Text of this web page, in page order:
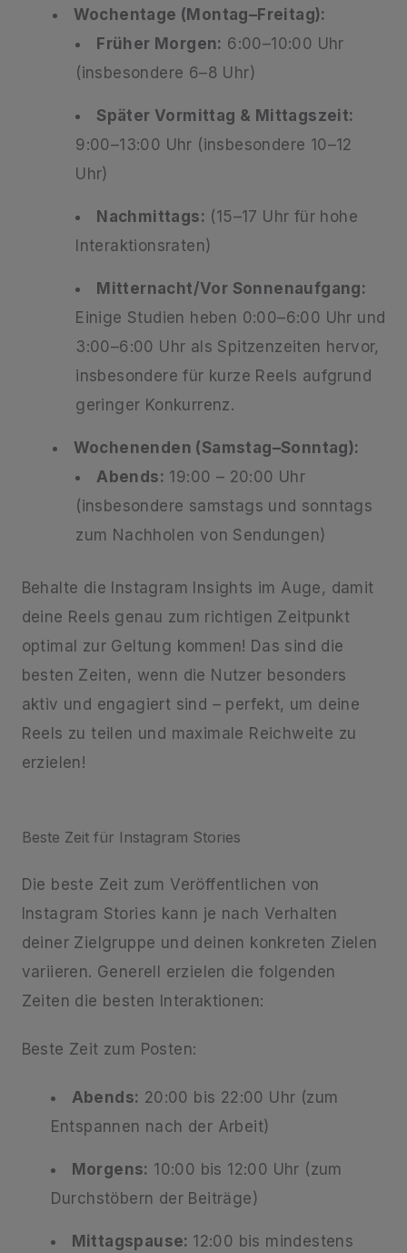
Wochentage (Montag–Freitag):
Früher Morgen: 6:00–10:00 Uhr
(insbesondere 6–8 Uhr)
Später Vormittag & Mittagszeit:
9:00–13:00 Uhr (insbesondere 10–12
Uhr)
Nachmittags: (15–17 Uhr für hohe
Interaktionsraten)
Mitternacht/Vor Sonnenaufgang:
Einige Studien heben 0:00–6:00 Uhr und
3:00–6:00 Uhr als Spitzenzeiten hervor,
insbesondere für kurze Reels aufgrund
geringer Konkurrenz.
Wochenenden (Samstag–Sonntag):
Abends: 19:00 – 20:00 Uhr
(insbesondere samstags und sonntags
zum Nachholen von Sendungen)
Behalte die Instagram Insights im Auge, damit
deine Reels genau zum richtigen Zeitpunkt
optimal zur Geltung kommen! Das sind die
besten Zeiten, wenn die Nutzer besonders
aktiv und engagiert sind – perfekt, um deine
Reels zu teilen und maximale Reichweite zu
erzielen!
Beste Zeit für Instagram Stories
Die beste Zeit zum Veröffentlichen von
Instagram Stories kann je nach Verhalten
deiner Zielgruppe und deinen konkreten Zielen
variieren. Generell erzielen die folgenden
Zeiten die besten Interaktionen:
Beste Zeit zum Posten:
Abends: 20:00 bis 22:00 Uhr (zum
Entspannen nach der Arbeit)
Morgens: 10:00 bis 12:00 Uhr (zum
Durchstöbern der Beiträge)
Mittagspause: 12:00 bis mindestens